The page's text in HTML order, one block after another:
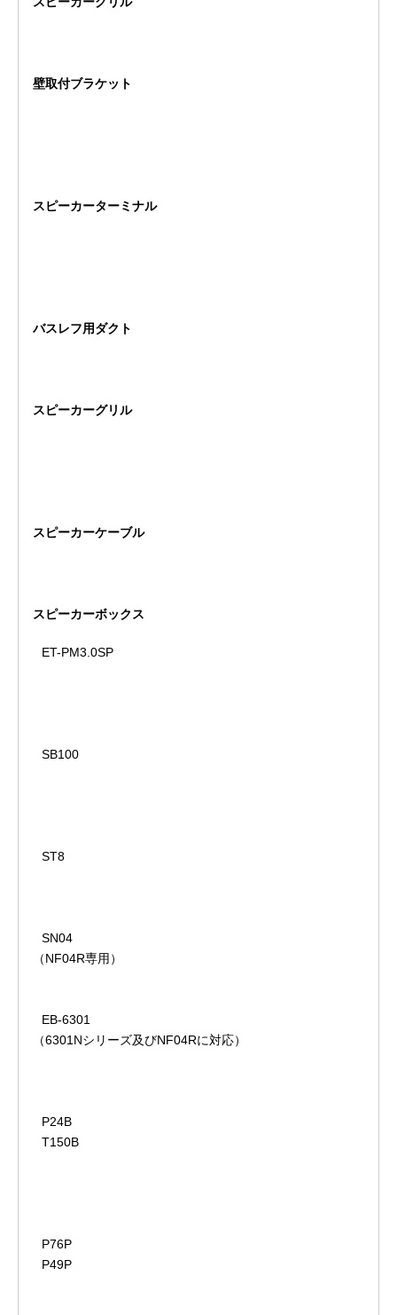
壁取付ブラケット
スピーカーターミナル
バスレフ用ダクト
スピーカーグリル
スピーカーケーブル
スピーカーボックス
ET-PM3.0SP
SB100
ST8
SN04
（NF04R専用）
EB-6301
（6301Nシリーズ及びNF04Rに対応）
P24B
T150B
P76P
P49P